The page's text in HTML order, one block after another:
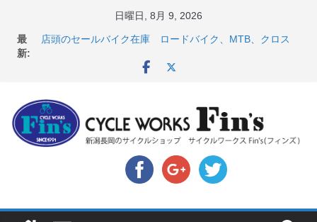
日曜日, 8月 9, 2026
最
新:
店頭のセールバイク在庫 ロードバイク、MTB、クロス
８月中の営業スケジュール ＆ スペシャライズド エー
LAZER 最高峰ヘルメットが３０〜４０％OFF セール
店頭のセールバイク在庫 ロードバイク、MTB、クロス
バイクなど（２０２６・７・１７ 現在）
ムと、入荷してきました人気商品ピックアップ！